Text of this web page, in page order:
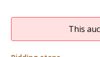
This